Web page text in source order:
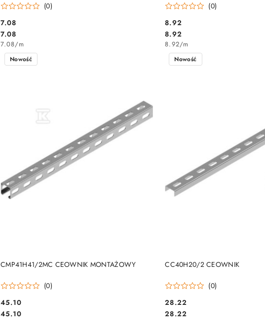
(0)
Cena:
7.08
Cena:
7.08
7.08/m
(0)
Cena:
8.92
Cena:
8.92
8.92/m
CMP41H41/2MC CEOWNIK MONTAŻOWY
(0)
Cena:
45.10
Cena:
45.10
Nowość
DO KOSZYKA CC40H20/2 CEOWNIK
(0)
Cena:
28.22
Cena:
28.22
Nowość
DO KOSZYKA